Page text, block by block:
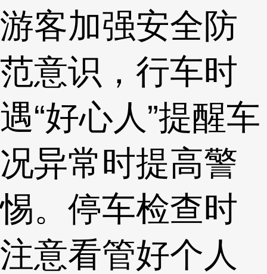
游客加强安全防
范意识，行车时
遇“好心人”提醒车
况异常时提高警
惕。停车检查时
注意看管好个人